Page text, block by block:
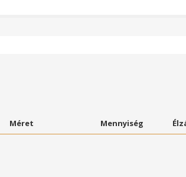
Méret Mennyiség